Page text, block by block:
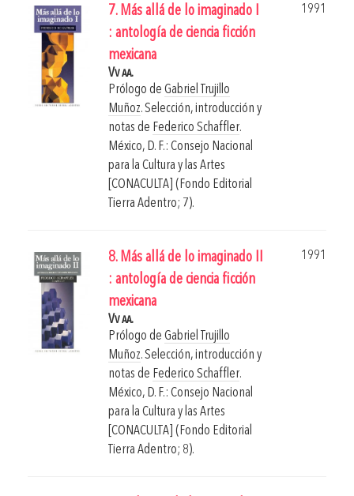
7. Más allá de lo imaginado I
: antología de ciencia ficción
mexicana
1991
Vv aa.
Prólogo de Gabriel Trujillo
Muñoz. Selección, introducción y
notas de Federico Schaffler.
México, D. F.: Consejo Nacional
para la Cultura y las Artes
[CONACULTA] (Fondo Editorial
Tierra Adentro; 7).
8. Más allá de lo imaginado II
: antología de ciencia ficción
mexicana
1991
Vv aa.
Prólogo de Gabriel Trujillo
Muñoz. Selección, introducción y
notas de Federico Schaffler.
México, D. F.: Consejo Nacional
para la Cultura y las Artes
[CONACULTA] (Fondo Editorial
Tierra Adentro; 8).